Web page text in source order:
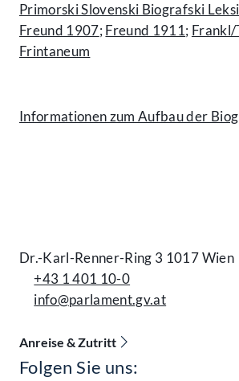
Primorski Slovenski Biografski
Freund 1907; Freund 1911; Frankl/
Frintaneum
Informationen zum Aufbau der
Dr.-Karl-Renner-Ring 3 1017 Wien
+43 1 401 10-0
info@parlament.gv.at
Anreise & Zutritt
Folgen Sie uns: